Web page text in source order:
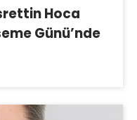
Hoca
Günü’nde